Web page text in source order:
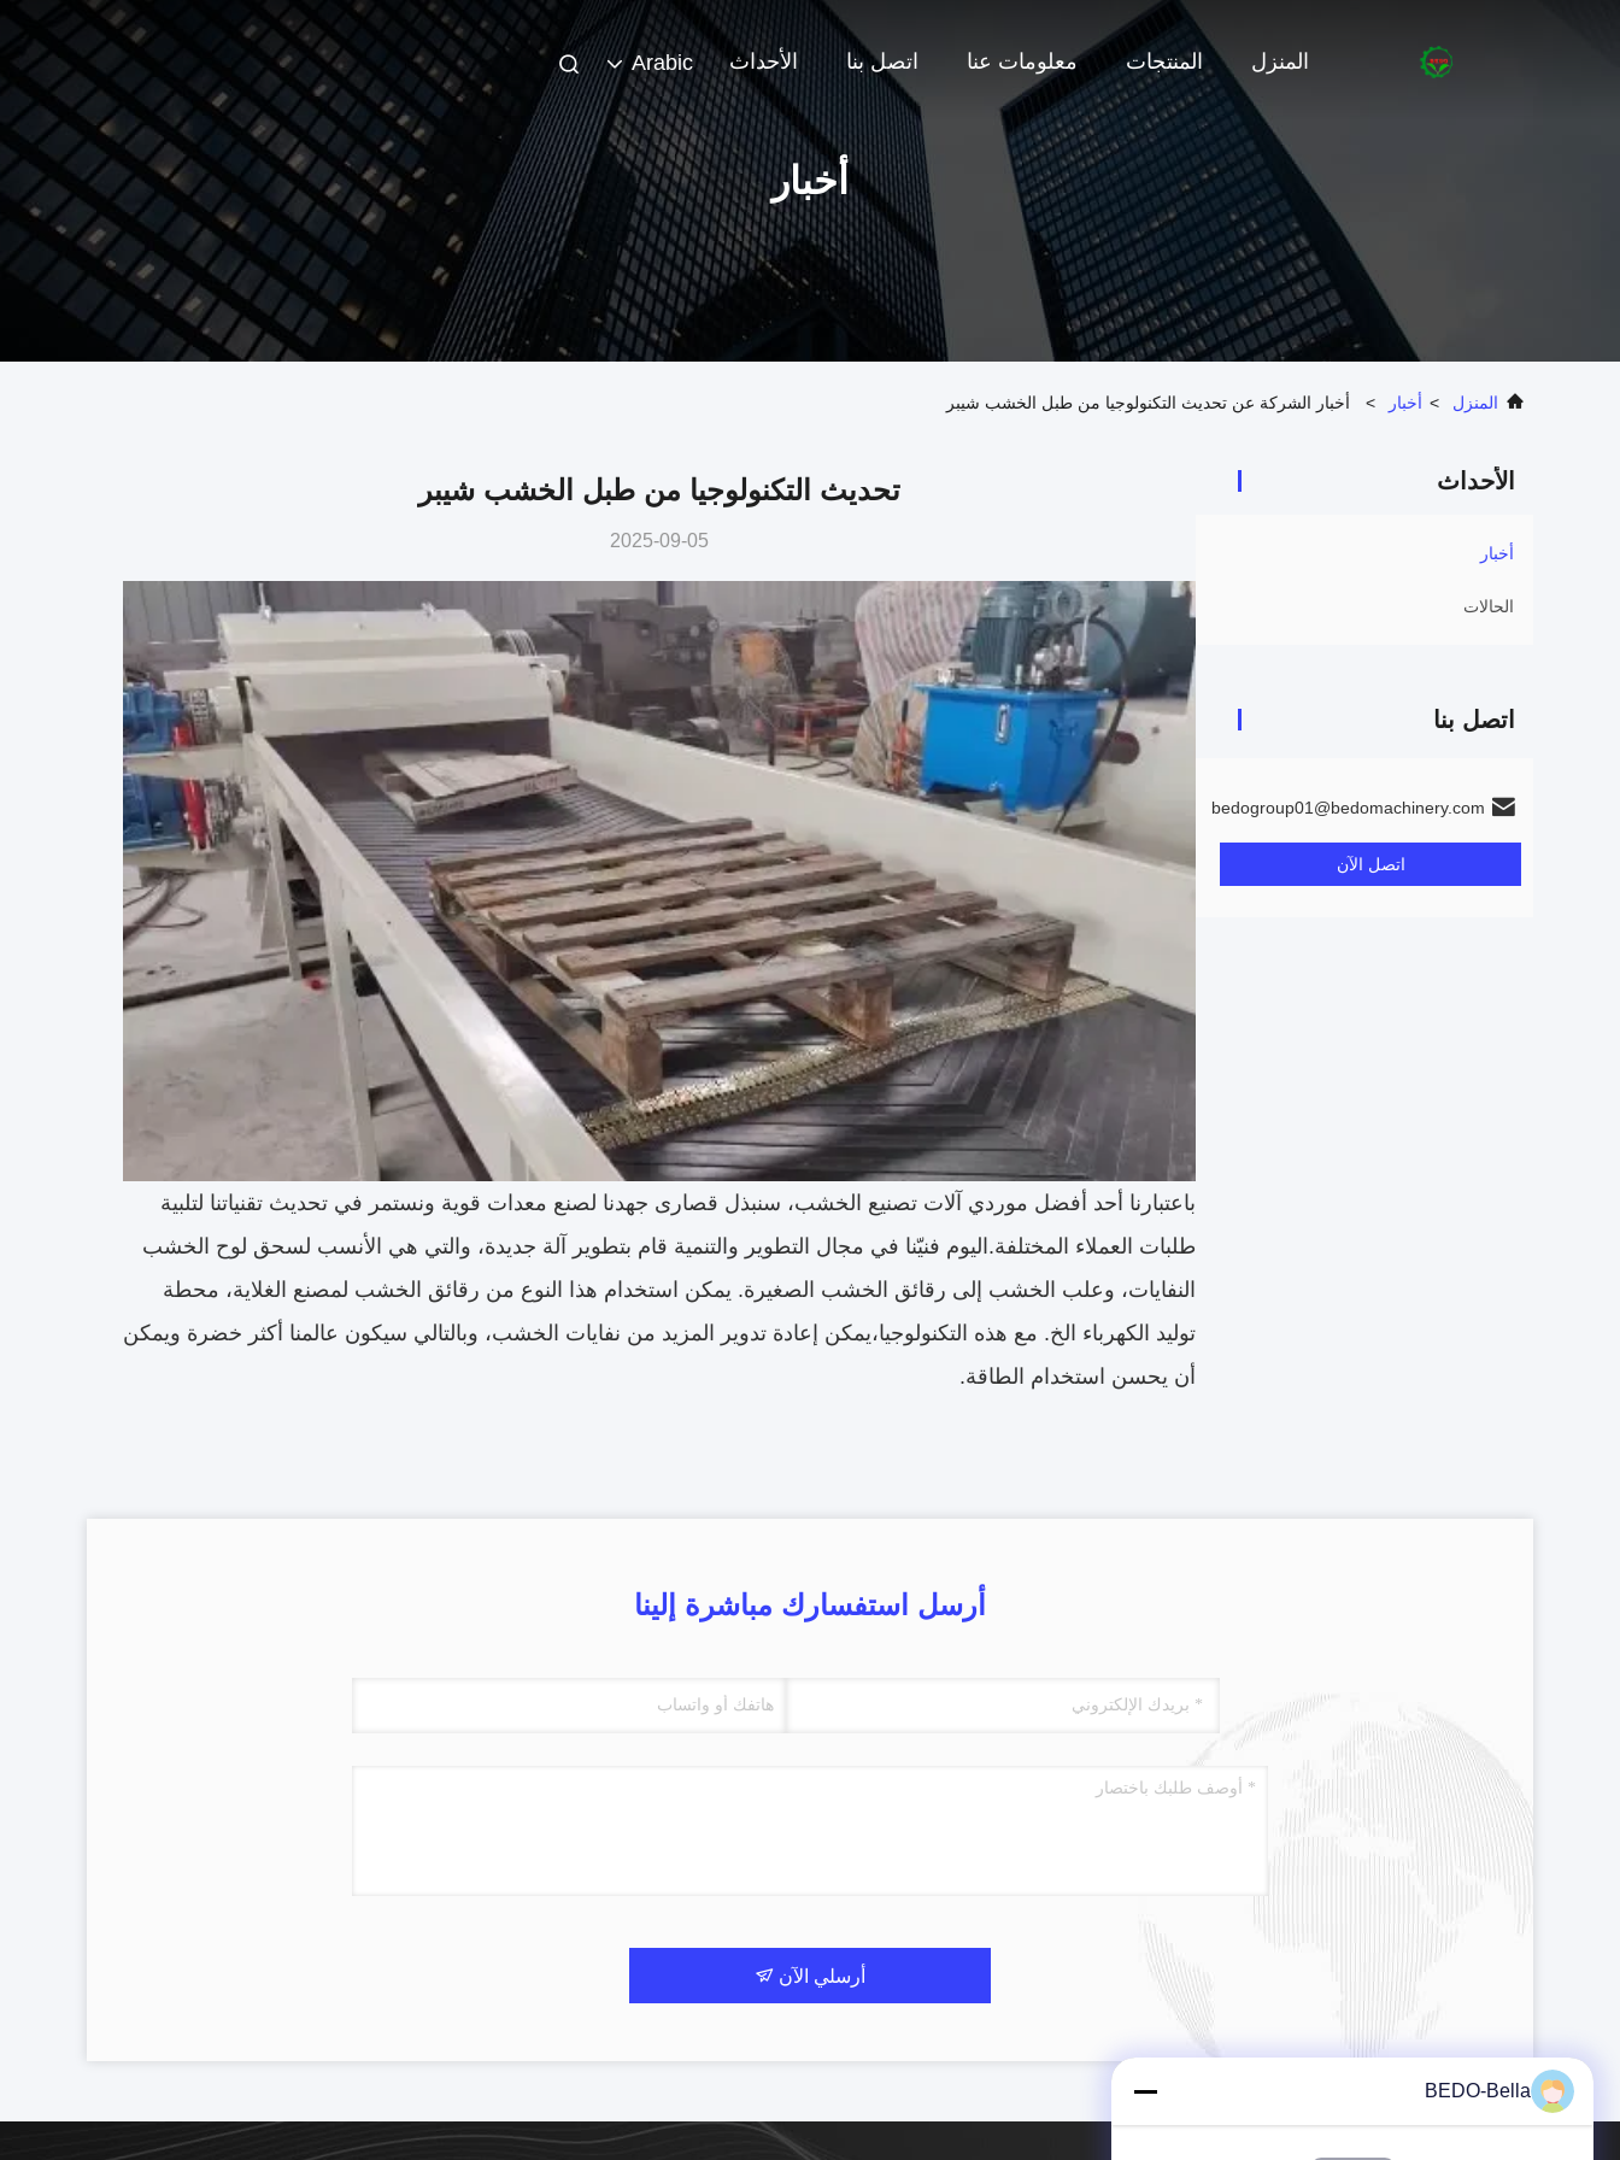
المنزل المنتجات معلومات عنا اتصل بنا الأحداث Arabic
أخبار
المنزل > أخبار > أخبار الشركة عن تحديث التكنولوجيا من طبل الخشب شيبر
الأحداث
أخبار
الحالات
اتصل بنا
bedogroup01@bedomachinery.com
اتصل الآن
تحديث التكنولوجيا من طبل الخشب شيبر
2025-09-05
باعتبارنا أحد أفضل موردي آلات تصنيع الخشب، سنبذل قصارى جهدنا لصنع معدات قوية ونستمر في تحديث تقنياتنا لتلبية
طلبات العملاء المختلفة.اليوم فنيّنا في مجال التطوير والتنمية قام بتطوير آلة جديدة، والتي هي الأنسب لسحق لوح الخشب
النفايات، وعلب الخشب إلى رقائق الخشب الصغيرة. يمكن استخدام هذا النوع من رقائق الخشب لمصنع الغلاية، محطة
توليد الكهرباء الخ. مع هذه التكنولوجيا،يمكن إعادة تدوير المزيد من نفايات الخشب، وبالتالي سيكون عالمنا أكثر خضرة ويمكن
أن يحسن استخدام الطاقة.
أرسل استفسارك مباشرة إلينا
أرسلي الآن
BEDO-Bella